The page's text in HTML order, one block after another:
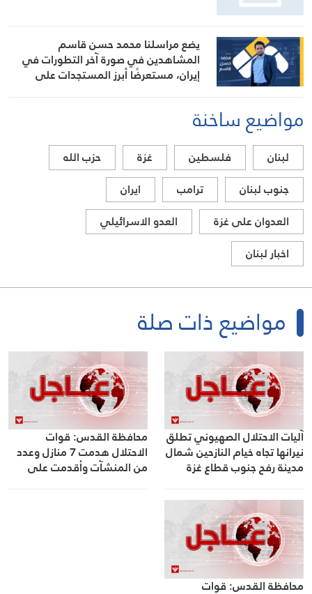
يضع مراسلنا محمد حسن قاسم
المشاهدين في صورة آخر التطورات في
إيران، مستعرضًا أبرز المستجدات على
الصلة بالشأنين الداخلي والإقليميمواضيع ساخنة
لبنان فلسطين غزة
حزب الله
جنوب لبنان
ترامب
ايران
العدوان على غزة
العدو الاسرائيلي
اخبار لبنان
مواضيع ذات صلة
آليات الاحتلال الصهيوني تطلق
نيرانها تجاه خيام النازحين شمال
مدينة رفح جنوب قطاع غزة
محافظة القدس: قوات
الاحتلال هدمت 7 منازل وعدد
من المنشآت وأقدمت على
محافظة القدس: قوات